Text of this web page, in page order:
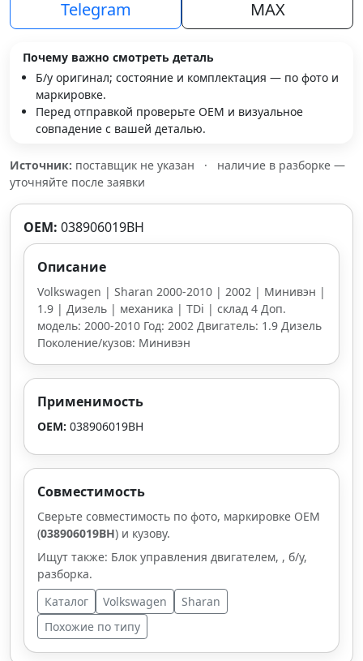
Telegram
MAX
Почему важно смотреть деталь
Б/у оригинал; состояние и комплектация — по фото и
маркировке.
Перед отправкой проверьте OEM и визуальное
совпадение с вашей деталью.
Источник: поставщик не указан ·
наличие в разборке —
уточняйте после заявки
OEM: 038906019BH
Описание
Volkswagen | Sharan 2000-2010 | 2002 | Минивэн |
1.9 | Дизель | механика | TDi | склад 4 Доп.
модель: 2000-2010 Год: 2002 Двигатель: 1.9 Дизель
Поколение/кузов: Минивэн
Применимость
OEM: 038906019BH
Совместимость
Сверьте совместимость по фото, маркировке OEM
(038906019BH) и кузову.
Ищут также: Блок управления двигателем, , б/у,
разборка.
Каталог
Volkswagen
Sharan
Похожие по типу